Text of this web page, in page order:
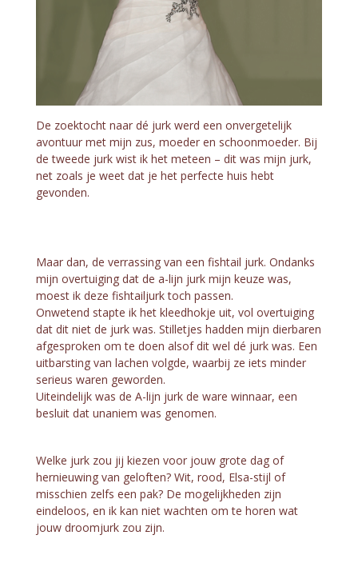
De zoektocht naar dé jurk werd een onvergetelijk
avontuur met mijn zus, moeder en schoonmoeder. Bij
de tweede jurk wist ik het meteen – dit was mijn jurk,
net zoals je weet dat je het perfecte huis hebt
gevonden.
Maar dan, de verrassing van een fishtail jurk. Ondanks
mijn overtuiging dat de a-lijn jurk mijn keuze was,
moest ik deze fishtailjurk toch passen.
Onwetend stapte ik het kleedhokje uit, vol overtuiging
dat dit niet de jurk was. Stilletjes hadden mijn dierbaren
afgesproken om te doen alsof dit wel dé jurk was. Een
uitbarsting van lachen volgde, waarbij ze iets minder
serieus waren geworden.
Uiteindelijk was de A-lijn jurk de ware winnaar, een
besluit dat unaniem was genomen.
Welke jurk zou jij kiezen voor jouw grote dag of
hernieuwing van geloften? Wit, rood, Elsa-stijl of
misschien zelfs een pak? De mogelijkheden zijn
eindeloos, en ik kan niet wachten om te horen wat
jouw droomjurk zou zijn.